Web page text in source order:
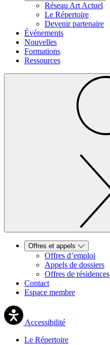
Réseau Art Actuel
Le Répertoire
Devenir partenaire
Événements
Nouvelles
Formations
Ressources
Offres et appels
Offres d’emploi
Appels de dossiers
Offres de résidences
Contact
Espace membre
Accessibilité
Le Répertoire